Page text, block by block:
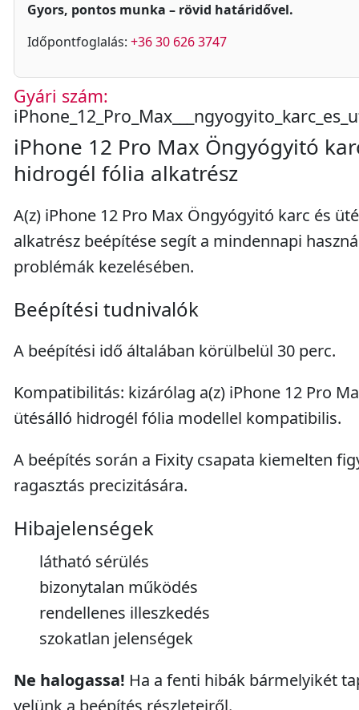
Gyors, pontos munka – rövid határidővel.
Időpontfoglalás: +36 30 626 3747
Gyári szám:
iPhone 12 Pro Max Öngyógyitó
hidrogél fólia alkatrész
A(z) iPhone 12 Pro Max Öngyógyitó karc és
alkatrész beépítése segít a mindennapi
problémák kezelésében.
Beépítési tudnivalók
A beépítési idő általában körülbelül 30 perc.
Kompatibilitás: kizárólag a(z) iPhone 12 Pro
ütésálló hidrogél fólia modellel kompatibilis.
A beépítés során a Fixity csapata kiemelten
ragasztás precizitására.
Hibajelenségek
látható sérülés
bizonytalan működés
rendellenes illeszkedés
szokatlan jelenségek
Ne halogassa! Ha a fenti hibák bármelyikét
velünk a beépítés részleteiről.